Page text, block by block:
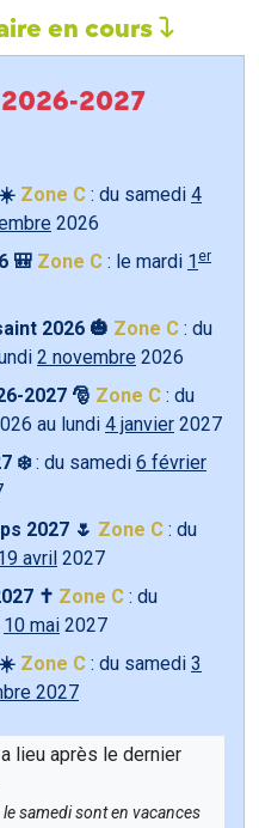
en cours
2026-2027
☀️ Zone C : du samedi 4
2026
🎒 Zone C : le mardi 1 er
2026 🎃 Zone C : du
2 novembre 2026
2027 🎅 Zone C : du
au lundi 4 janvier 2027
❄️: du samedi 6 février
2027 🌷 Zone C : du
avril 2027
✝️ Zone C : du
10 mai 2027
☀️ Zone C : du samedi 3
2027
a lieu après le dernier
samedi sont en vacances